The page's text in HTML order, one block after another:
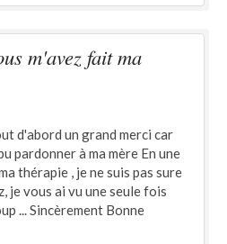
m'avez fait ma
d'abord un grand merci car
pardonner à ma mère En une
thérapie , je ne suis pas sure
je vous ai vu une seule fois
... Sincèrement Bonne